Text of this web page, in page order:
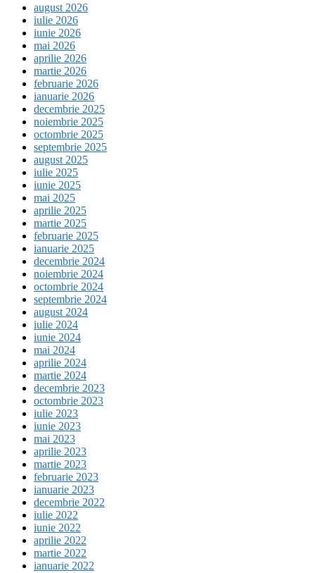
august 2026
iulie 2026
iunie 2026
mai 2026
aprilie 2026
martie 2026
februarie 2026
ianuarie 2026
decembrie 2025
noiembrie 2025
octombrie 2025
septembrie 2025
august 2025
iulie 2025
iunie 2025
mai 2025
aprilie 2025
martie 2025
februarie 2025
ianuarie 2025
decembrie 2024
noiembrie 2024
octombrie 2024
septembrie 2024
august 2024
iulie 2024
iunie 2024
mai 2024
aprilie 2024
martie 2024
decembrie 2023
octombrie 2023
iulie 2023
iunie 2023
mai 2023
aprilie 2023
martie 2023
februarie 2023
ianuarie 2023
decembrie 2022
iulie 2022
iunie 2022
aprilie 2022
martie 2022
ianuarie 2022